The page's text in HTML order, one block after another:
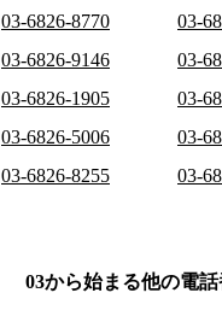
03-6826-8770
03-
03-6826-9146
03-
03-6826-1905
03-
03-6826-5006
03-
03-6826-8255
03-
03から始まる他の電